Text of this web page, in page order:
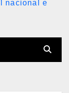
nacional e